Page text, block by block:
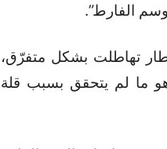
الفارط”.
تهاطلت بشكل متفرّق،
وهو ما لم يتحقق بسبب قلة